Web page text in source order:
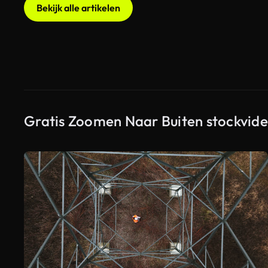
Bekijk alle artikelen
Gratis Zoomen Naar Buiten